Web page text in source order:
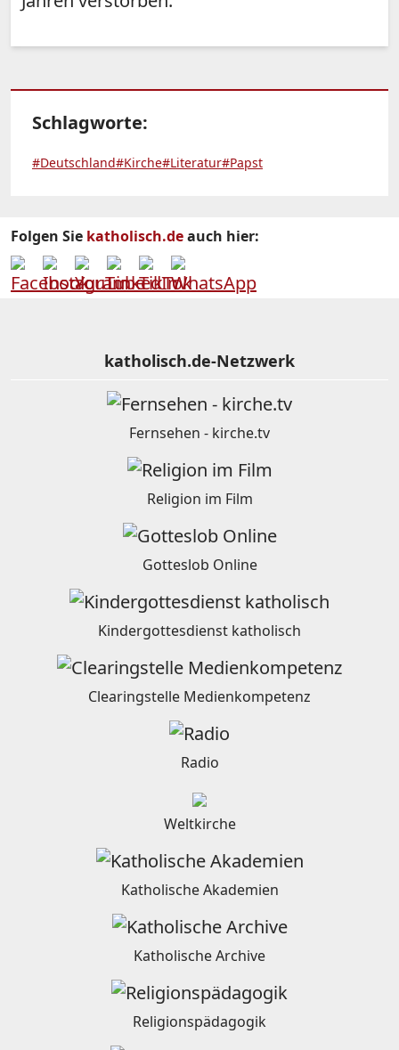
Schlagworte:
#Deutschland#Kirche#Literatur#Papst
Folgen Sie katholisch.deauch hier:
katholisch.de-Netzwerk
Fernsehen - kirche.tv
Religion im Film
Gotteslob Online
Kindergottesdienst katholisch
Clearingstelle Medienkompetenz
Radio
Weltkirche
Katholische Akademien
Katholische Archive
Religionspädagogik